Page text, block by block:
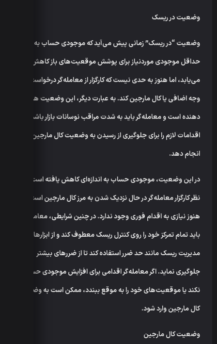
وضعیت در ریسک
وضعیت “در ریسک” زمانی پیش می‌آید که موجودی حساب به زیر
حداقل موجودی موردنیاز برای پوشش موقعیت‌های باز کاهش
می‌یابد، اما هنوز به حدی نیست که کارگزار از معامله‌گر درخواست
وجه اضافی یا کال مارجین کند. به عبارت دیگر، این وضعیت هشدار
دهنده است و معامله‌گر باید به شدت مراقب نوسانات بازار باشد و
اقدامات لازم را برای جلوگیری از رسیدن به وضعیت کال مارجین
انجام دهد.
در این وضعیت، موجودی حساب به اندازه‌ای کاهش یافته است که از
نظر کارگزار معامله‌گر در حال نزدیک شدن به مرز کال مارجین است، اما
هنوز نیازی به اقدام فوری وجود ندارد. در چنین شرایطی، معامله‌گر
باید تمام تمرکز خود را روی کنترل ریسک معطوف کند و از ابزارهای
مدیریت ریسک مانند حد ضرر استفاده کند تا از ضررهای بیشتر
جلوگیری نماید. اگر معامله‌گر اقدامی برای افزایش موجودی حساب
نکند یا موقعیت‌های خود را به موقع ببندد، ممکن است به وضعیت
کال مارجین وارد شود.
وضعیت کال مارجین